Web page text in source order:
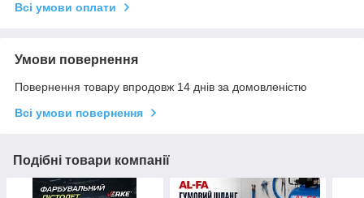
Всі умови оплати
Умови повернення
Повернення товару впродовж 14 днів за домовленістю
Всі умови повернення
Подібні товари компанії